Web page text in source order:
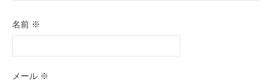
名前 ※
メール ※